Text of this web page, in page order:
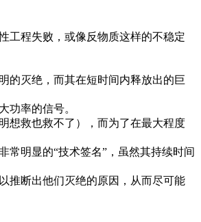
工程失败，或像反物质这样的不稳定
的灭绝，而其在短时间内释放出的巨
功率的信号。
想救也救不了），而为了在最大程度
常明显的“技术签名”，虽然其持续时间
推断出他们灭绝的原因，从而尽可能